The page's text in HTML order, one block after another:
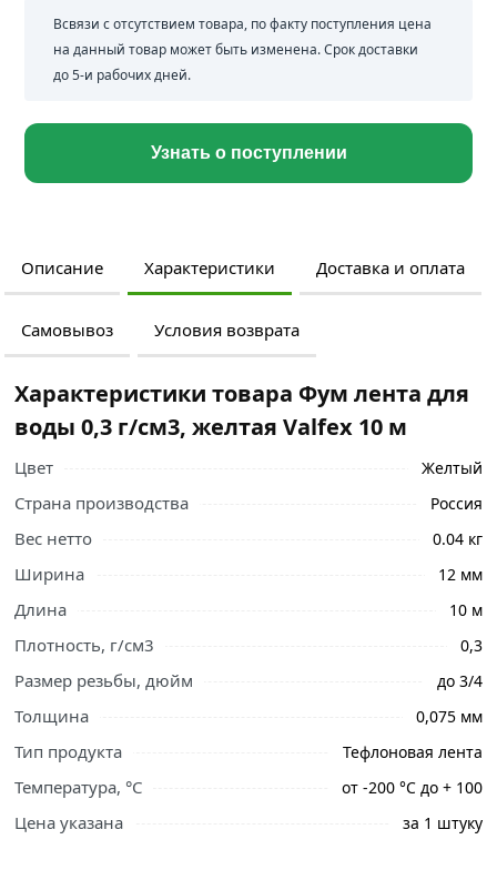
Всвязи с отсутствием товара, по факту поступления цена
на данный товар может быть изменена. Срок доставки
до 5-и рабочих дней.
Узнать о поступлении
Описание Характеристики Доставка и оплата
Самовывоз Условия возврата
Ознакомьтесь с подробными характеристиками,
описанием и отзывами о товаре, чтобы сделать
правильный выбор и заказать онлайн. Наши
профессиональные менеджеры обработают заказ и
свяжутся с Вами для согласования условий доставки
или самовывоза.
Фум лента для воды 0,3 г/см3, желтая Valfex
Характеристики товара Фум лента для
воды 0,3 г/см3, желтая Valfex 10 м
Цвет Желтый
Страна производства Россия
Вес нетто 0.04 кг
Ширина 12 мм
Длина 10 м
Плотность, г/см3 0,3
Размер резьбы, дюйм до 3/4
Толщина 0,075 мм
Тип продукта Тефлоновая лента
Температура, °С от -200 °С до + 100
Цена указана за 1 штуку